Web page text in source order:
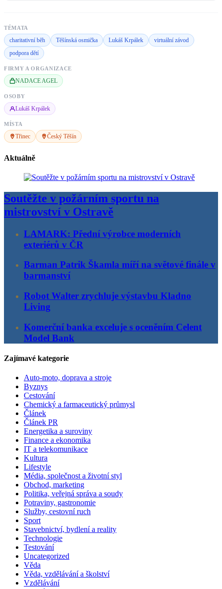
TÉMATA
charitativní běh Těšínská osmička Lukáš Krpálek
virtuální závod
podpora dětí
FIRMY A ORGANIZACE
NADACE AGEL
OSOBY
Lukáš Krpálek
MÍSTA
Třinec Český Těšín
Aktuálně
Soutěžte v požárním sportu na
mistrovství v Ostravě
LAMARK: Přední výrobce moderních
exteriérů v ČR
Barman Patrik Škamla míří na světové finále v
barmanství
Robot Walter zrychluje výstavbu Kladno
Living
Komerční banka exceluje s oceněním Celent
Model Bank
Zajímavé kategorie
Auto-moto, doprava a stroje
Byznys
Cestování
Chemický a farmaceutický průmysl
Článek
Článek PR
Energetika a suroviny
Finance a ekonomika
IT a telekomunikace
Kultura
Lifestyle
Média, společnost a životní styl
Obchod, marketing
Politika, veřejná správa a soudy
Potraviny, gastronomie
Služby, cestovní ruch
Sport
Stavebnictví, bydlení a reality
Technologie
Testování
Uncategorized
Věda
Věda, vzdělávání a školství
Vzdělávání